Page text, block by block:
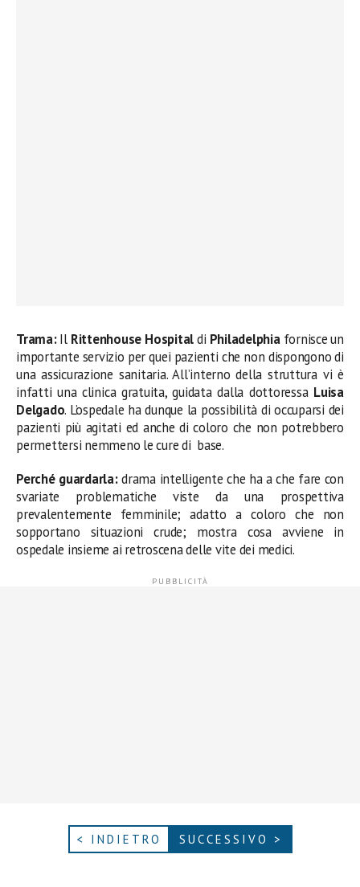
Trama:Il Rittenhouse Hospitaldi Philadelphiafornisce un
importante servizio per quei pazienti che non dispongono di
una assicurazione sanitaria. All’interno della struttura vi è
infatti una clinica gratuita, guidata dalla dottoressa Luisa
Delgado. L’ospedale ha dunque la possibilità di occuparsi dei
pazienti più agitati ed anche di coloro che non potrebbero
permettersi nemmeno le cure di base.
Perché guardarla:drama intelligente che ha a che fare con
svariate problematiche viste da una prospettiva
prevalentemente femminile; adatto a coloro che non
sopportano situazioni crude; mostra cosa avviene in
ospedale insieme ai retroscena delle vite dei medici.
< INDIETRO SUCCESSIVO >